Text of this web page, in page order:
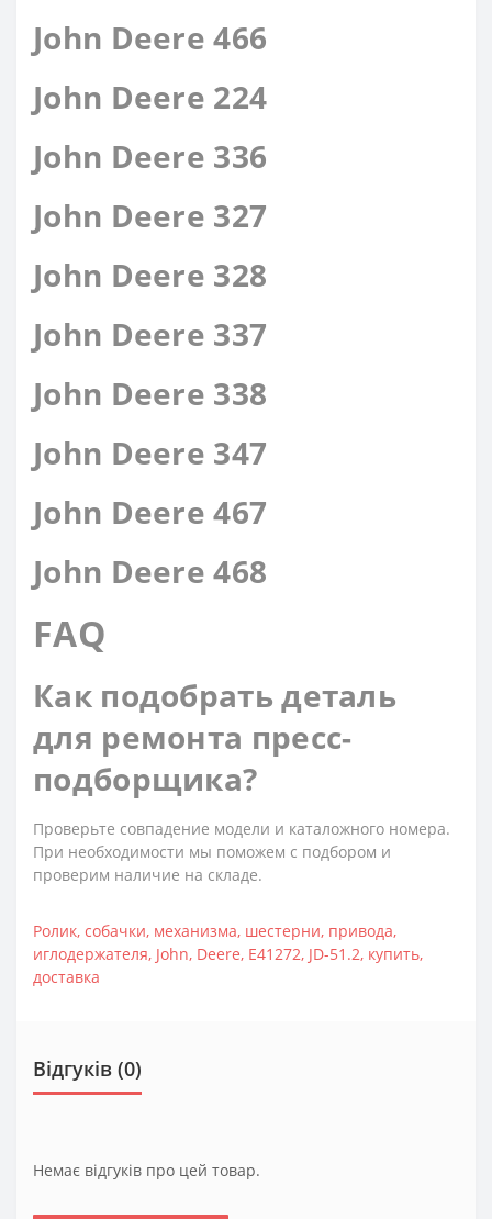
John Deere 466
John Deere 224
John Deere 336
John Deere 327
John Deere 328
John Deere 337
John Deere 338
John Deere 347
John Deere 467
John Deere 468
FAQ
Как подобрать деталь
для ремонта пресс-
подборщика?
Проверьте совпадение модели и каталожного номера.
При необходимости мы поможем с подбором и
проверим наличие на складе.
Ролик, собачки, механизма, шестерни, привода,
иглодержателя, John, Deere, E41272, JD-51.2, купить,
доставка
Відгуків (0)
Немає відгуків про цей товар.